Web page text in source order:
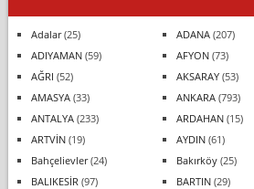
Adalar(25) ADANA(207)
ADIYAMAN(59) AFYON(73)
AĞRI (52) AKSARAY(53)
AMASYA(33) ANKARA(793)
ANTALYA(233) ARDAHAN(15)
ARTVİN(19) AYDIN(61)
Bahçelievler(24) Bakırköy(25)
BALIKESİR (97) BARTIN(29)